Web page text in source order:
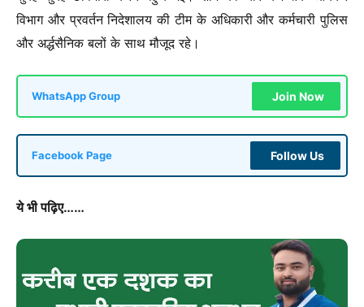
विभाग और प्रवर्तन निदेशालय की टीम के अधिकारी और कर्मचारी पुलिस
और अर्द्धसैनिक बलों के साथ मौजूद रहे।
WhatsApp Group Join Now
Facebook Page Follow Us
ये भी पढ़िए……